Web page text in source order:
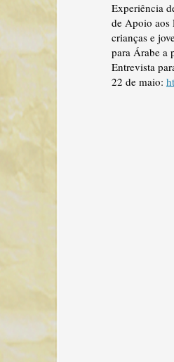
Experiência
de Apoio aos
crianças e
para Árabe a
Entrevista
22 de maio: